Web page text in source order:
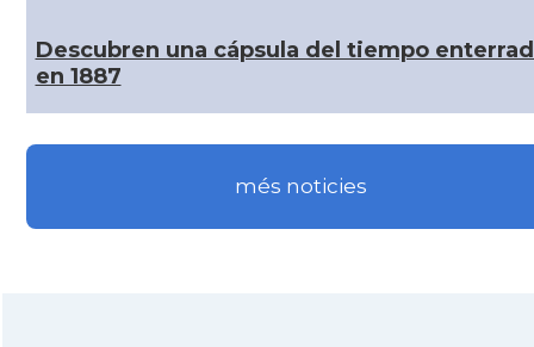
CAMON Catalans a NEBRASKA
Descubren una cápsula del tiempo
en 1887
més noticies